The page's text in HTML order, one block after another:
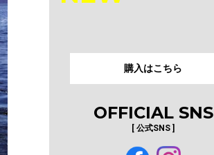
購入はこちら
OFFICIAL SNS
[ 公式SNS ]